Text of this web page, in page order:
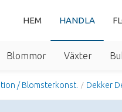
HEM HANDLA
Blommor Växter
/ Blomsterkonst. Dekker